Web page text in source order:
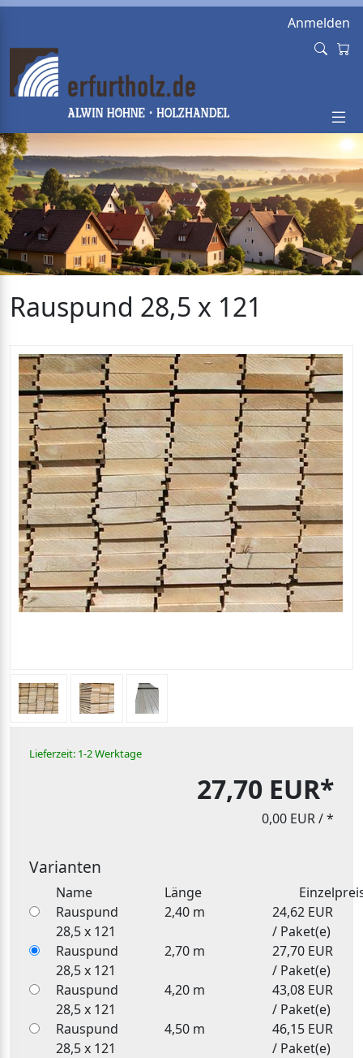
Anmelden
Rauspund 28,5 x 121
Lieferzeit: 1-2 Werktage
27,70 EUR*
0,00 EUR/ *
Varianten
Name Länge
Rauspund
28,5 x 121
2,40 m
24,62 EUR
/ Paket(e)
Rauspund
28,5 x 121
2,70 m
27,70 EUR
/ Paket(e)
Rauspund
28,5 x 121
4,20 m
43,08 EUR
/ Paket(e)
Rauspund
28,5 x 121
4,50 m
46,15 EUR
/ Paket(e)